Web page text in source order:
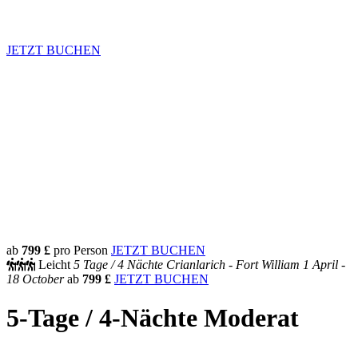
JETZT BUCHEN
ab 799 £ pro Person JETZT BUCHEN
Leicht 5 Tage /4 Nächte Crianlarich - Fort William 1 April -
18 Octoberab 799 £ JETZT BUCHEN
5-Tage / 4-Nächte Moderat